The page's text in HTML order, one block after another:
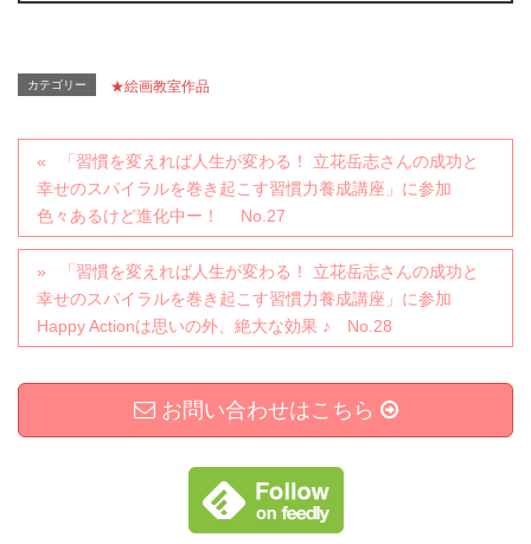
カテゴリー ★絵画教室作品
「習慣を変えれば人生が変わる！ 立花岳志さんの成功と
幸せのスパイラルを巻き起こす習慣力養成講座」に参加
色々あるけど進化中ー！ No.27
「習慣を変えれば人生が変わる！ 立花岳志さんの成功と
幸せのスパイラルを巻き起こす習慣力養成講座」に参加
Happy Actionは思いの外、絶大な効果 ♪ No.28
お問い合わせはこちら